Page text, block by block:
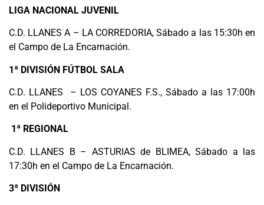
LIGA NACIONAL JUVENIL
C.D. LLANES A – LA CORREDORIA, Sábado a las 15:30h en
el Campo de La Encarnación.
1ª DIVISIÓN FÚTBOL SALA
C.D. LLANES – LOS COYANES F.S., Sábado a las 17:00h
en el Polideportivo Municipal.
1ª REGIONAL
C.D. LLANES B – ASTURIAS de BLIMEA, Sábado a las
17:30h en el Campo de La Encarnación.
3ª DIVISIÓN